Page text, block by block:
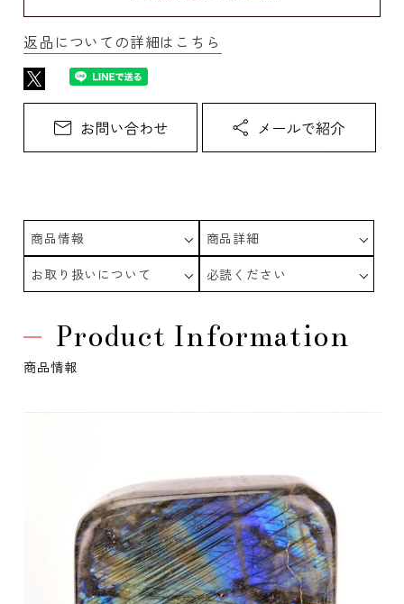
返品についての詳細はこちら
商品情報
商品詳細
お取り扱いについて
必読ください
Product Information
商品情報